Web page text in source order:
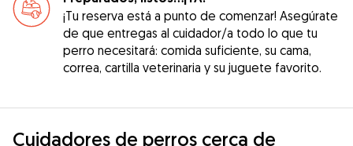
¡Tu reserva está a punto de comenzar! Asegúrate
de que entregas al cuidador/a todo lo que tu
perro necesitará: comida suficiente, su cama,
correa, cartilla veterinaria y su juguete favorito.
Cuidadores de perros cerca de